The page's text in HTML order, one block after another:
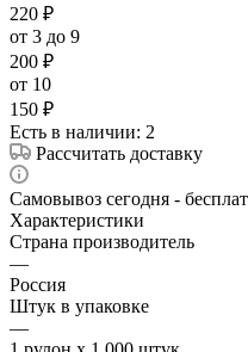
220 ₽
от 3 до 9
200 ₽
от 10
150 ₽
Есть в наличии: 2
Рассчитать доставку
Самовывоз сегодня -
Характеристики
Страна производитель
—
Россия
Штук в упаковке
—